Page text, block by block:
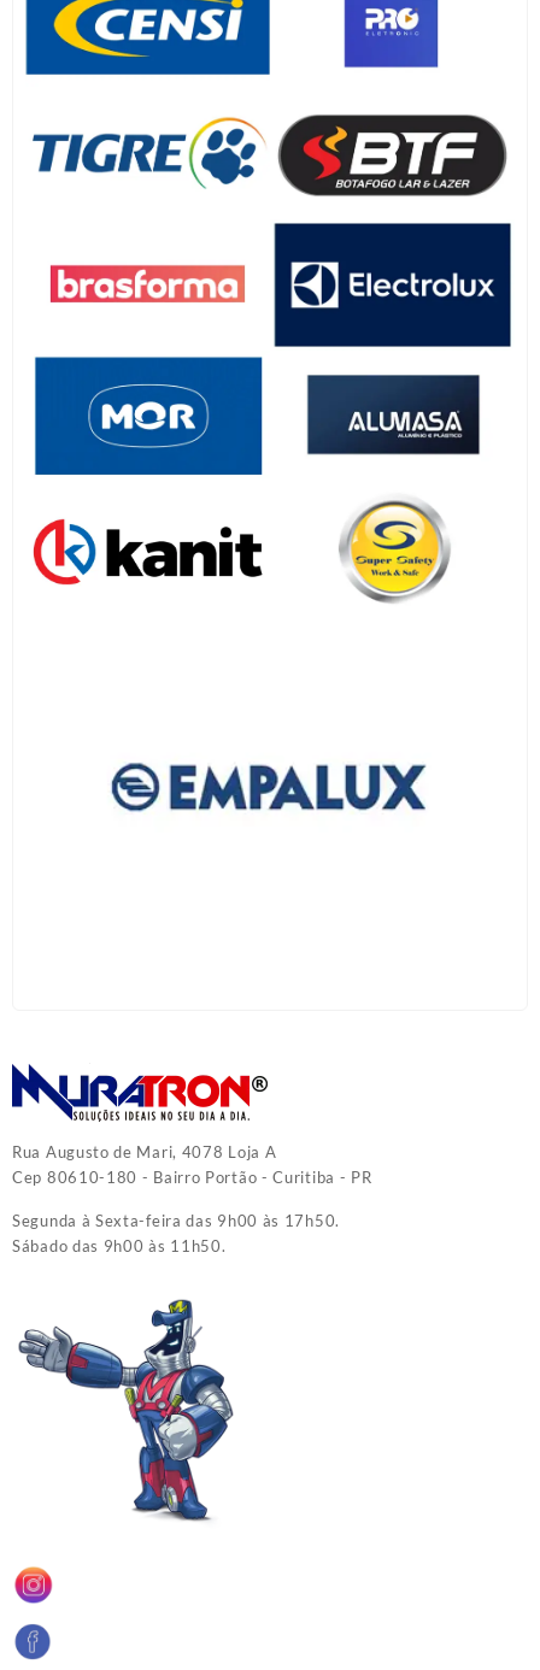
Rua Augusto de Mari, 4078 Loja A
Cep 80610-180 - Bairro Portão - Curitiba - PR
Segunda à Sexta-feira das 9h00 às 17h50.
Sábado das 9h00 às 11h50.